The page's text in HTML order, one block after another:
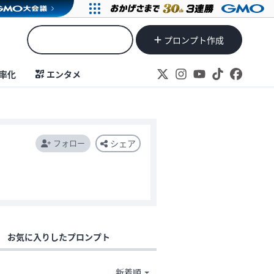
プロンプト作成
化 エンタメ
フォロー シェア
お気に入りしたプロンプト